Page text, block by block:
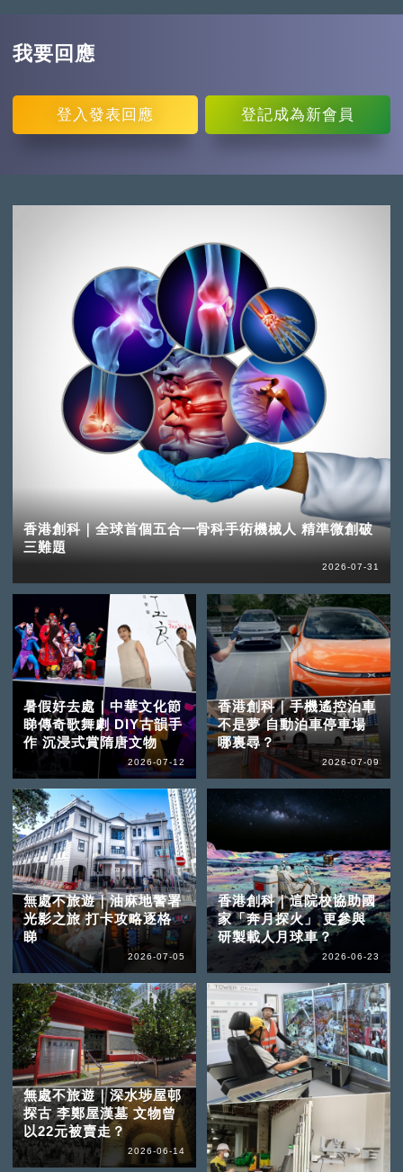
我要回應
登入 發表回應 登記成為新會員
香港創科｜全球首個五合一骨科手術機械人 精準微創破
三難題
2026-07-31
暑假好去處｜中華文化節
睇傳奇歌舞劇 DIY古韻手
作 沉浸式賞隋唐文物
2026-07-12
香港創科｜手機遙控泊車
不是夢 自動泊車停車場
哪裏尋？
2026-07-09
無處不旅遊｜油麻地警署
光影之旅 打卡攻略逐格
睇
2026-07-05
香港創科｜這院校協助國
家「奔月探火」 更參與
研製載人月球車？
2026-06-23
無處不旅遊｜深水埗屋邨
探古 李鄭屋漢墓 文物曾
以22元被賣走？
2026-06-14